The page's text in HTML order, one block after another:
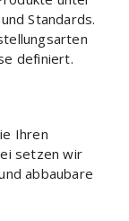
Standards.
definiert.
Ihren
setzen wir
abbaubare